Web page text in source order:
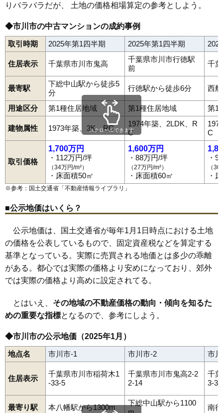
りバラバラだが、 土地の価格相場算定の参考としよう。
◆市川市の中古マンションの成約事例
取引時期 2025年第1四半期 2025年第1四半期
住居表示 千葉県市川市鬼高
千葉県市川市行徳駅
前
千
最寄駅
下総中山駅から徒歩5
分
行徳駅から徒歩6分 西
用途区分 第1種住居地域 第1種住居地域 第1
建物属性 1973年築、3K、RC
1974年築、2LDK、R
C
C
取引価格
1,700万円
・112万円/坪
（34万円/m²）
・床面積50㎡
1,600万円
・88万円/坪
（27万円/m²）
・床面積60㎡
・
（
・
スクロールできます
※参考：国土交通省「 不動産情報ライブラリ 」
■公示地価はいくら？
公示地価は、国土交通省が毎年1月1日時点における土地
の価格を公表しているもので、固定資産税などを算定する
基準となっている。実際に売買される地価とは多少の乖離
がある。都心では実際の価格より安めになっており、郊外
では実際の価格より高めに設定されてる。
とはいえ、 その地域の不動産価格の動向・傾向を知るた
めの重要な指標となるので、参考にしよう。
◆市川市の公示地価（2025年1月）
地点名 市川市-1 市川市-2 市
住居表示
千葉県市川市稲荷木1
-33-5
千葉県市川市鬼高2-2
2-14
千
3-3
最寄り駅 本八幡駅から1300m
下総中山駅から1100
南